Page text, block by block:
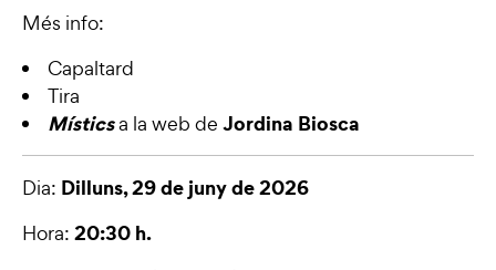
Més info:
Capaltard
Tira
Místicsa la web de Jordina Biosca
Dia: Dilluns, 29 de juny de 2026
Hora: 20:30 h.